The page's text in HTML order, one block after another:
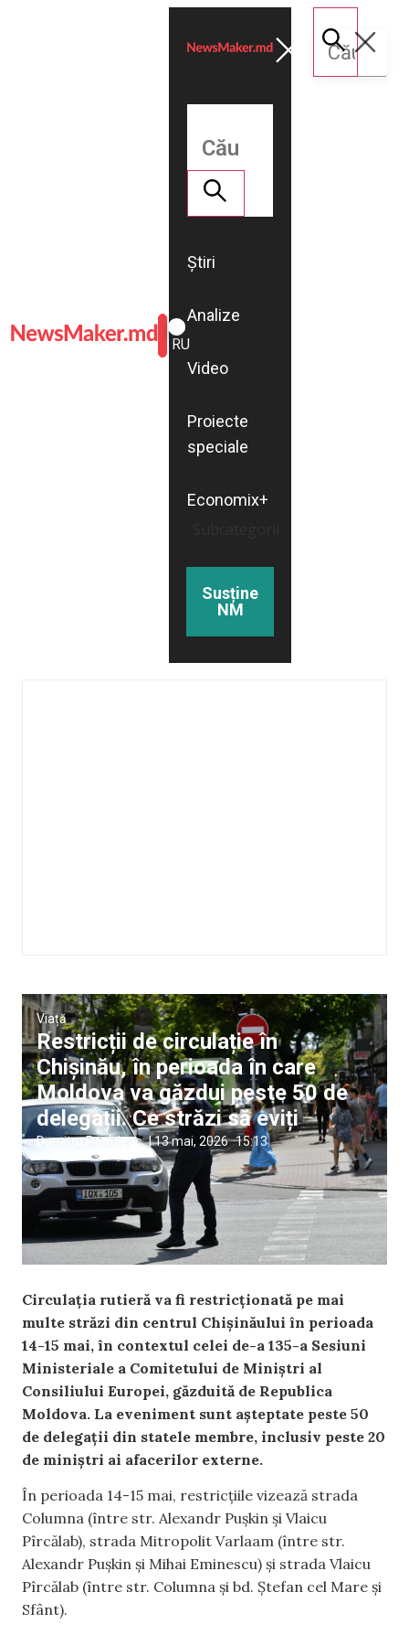
ROMÂNĂ
RU
Știri
Analize
Video
Proiecte
speciale
Economix+
Susține
NM
Viață
Restricții de circulație în
Chișinău, în perioada în care
Moldova va găzdui peste 50 de
delegații. Ce străzi să eviți
Dumitru Petruleac |13 mai, 2026 15:13
Circulația rutieră va fi restricționată pe mai
multe străzi din centrul Chișinăului în perioada
14-15 mai, în contextul celei de-a 135-a Sesiuni
Ministeriale a Comitetului de Miniștri al
Consiliului Europei, găzduită de Republica
Moldova. La eveniment sunt așteptate peste 50
de delegații din statele membre, inclusiv peste 20
de miniștri ai afacerilor externe.
În perioada 14-15 mai, restricțiile vizează strada
Columna (între str. Alexandr Pușkin și Vlaicu
Pîrcălab), strada Mitropolit Varlaam (între str.
Alexandr Pușkin și Mihai Eminescu) și strada Vlaicu
Pîrcălab (între str. Columna și bd. Ștefan cel Mare și
Sfânt).